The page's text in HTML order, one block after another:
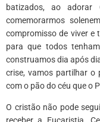
batizados, ao
comemorarmos
compromisso de viver e
para que todos
construamos dia após
crise, vamos partilhar o
com o pão do céu que o
O cristão não pode